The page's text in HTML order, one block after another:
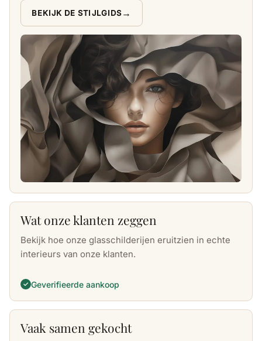
BEKIJK DE STIJLGIDS→
Wat onze klanten zeggen
Bekijk hoe onze glasschilderijen eruitzien in echte
interieurs van onze klanten.
✓ Geverifieerde aankoop
Vaak samen gekocht